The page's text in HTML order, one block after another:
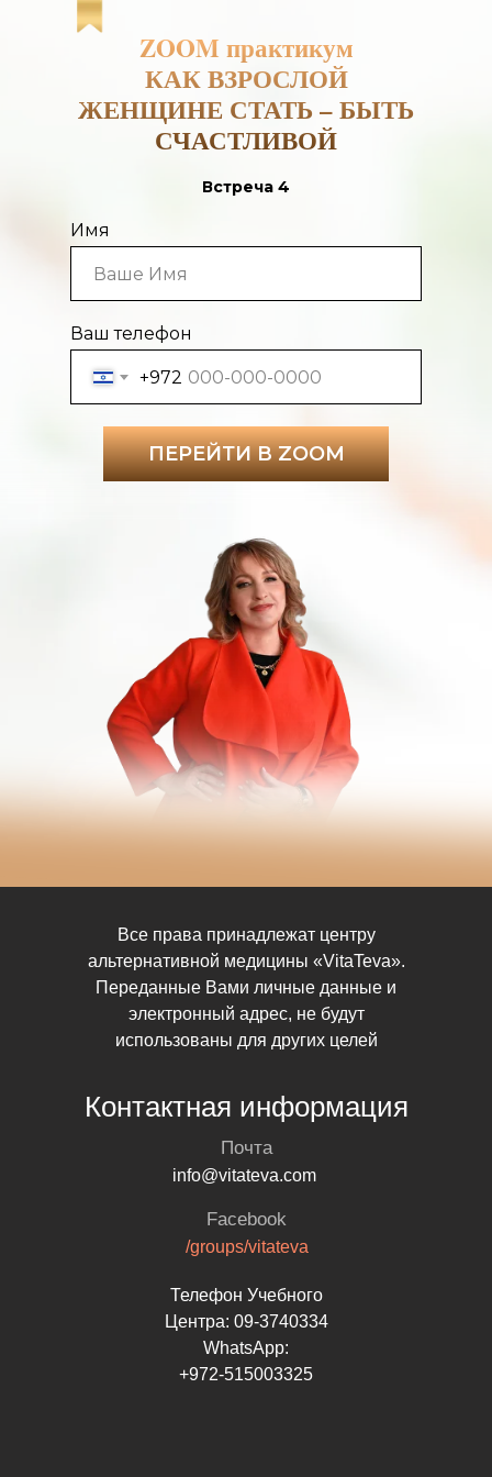
ZOOM практикум
КАК ВЗРОСЛОЙ
ЖЕНЩИНЕ СТАТЬ – БЫТЬ
СЧАСТЛИВОЙ
Встреча 4
Имя
Ваш телефон
+972
ПЕРЕЙТИ В ZOOM
Все права принадлежат центру
альтернативной медицины «VitaTeva».
Переданные Вами личные данные и
электронный адрес, не будут
использованы для других целей
Контактная информация
Почта
Facebook
info@vitateva.com
/groups/vitateva
Телефон Учебного
Центра: 09-3740334
WhatsApp:
+972-515003325